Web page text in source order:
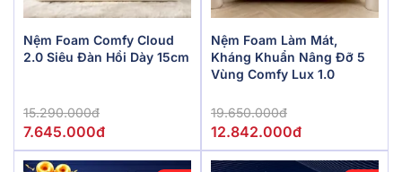
Nệm Foam Comfy Cloud
2.0 Siêu Đàn Hồi Dày 15cm
15.290.000đ
7.645.000đ
Nệm Foam Làm Mát,
Kháng Khuẩn Nâng Đỡ 5
Vùng Comfy Lux 1.0
19.650.000đ
12.842.000đ